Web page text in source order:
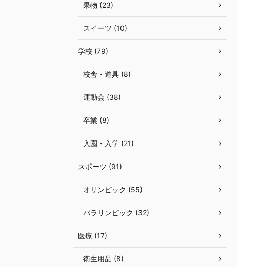
果物 (23)
スイーツ (10)
学校 (79)
校舎・道具 (8)
運動会 (38)
卒業 (8)
入園・入学 (21)
スポーツ (91)
オリンピック (55)
パラリンピック (32)
医療 (17)
衛生用品 (8)